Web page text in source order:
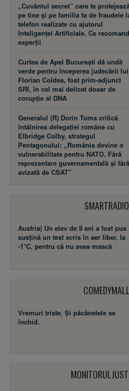
„Cuvântul secret” care te
pe tine și pe familia ta de fraudele
telefon realizate cu ajutorul
Inteligenței Artificiale. Ce
experții
Curtea de Apel București dă undă
verde pentru începerea judecării lui
Florian Coldea, fost prim-adjunct
SRI, în cel mai delicat dosar de
corupție al DNA
Generalul (R) Dorin Toma critică
întâlnirea delegației române cu
Elbridge Colby, strategul
Pentagonului: „România devine o
vulnerabilitate pentru NATO. Fără
reprezentare guvernamentală și
avizată de CSAT”
Austria| Un elev de 9 ani a fost pus
susţină un test scris în aer liber, la
-1°C, pentru că nu avea mască
Vremuri triste. Şi păcănelele se
închid.